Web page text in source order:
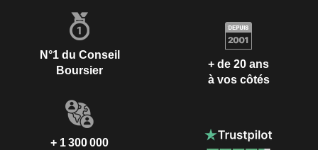
N°1 du Conseil
Boursier
+ de 20 ans
à vos côtés
+ 1 300 000